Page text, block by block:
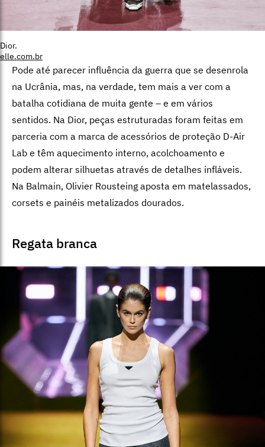
Dior.
elle.com.br
Pode até parecer influência da guerra que se desenrola
na Ucrânia, mas, na verdade, tem mais a ver com a
batalha cotidiana de muita gente – e em vários
sentidos. Na Dior, peças estruturadas foram feitas em
parceria com a marca de acessórios de proteção D-Air
Lab e têm aquecimento interno, acolchoamento e
podem alterar silhuetas através de detalhes infláveis.
Na Balmain, Olivier Rousteing aposta em matelassados,
corsets e painéis metalizados dourados.
Regata branca